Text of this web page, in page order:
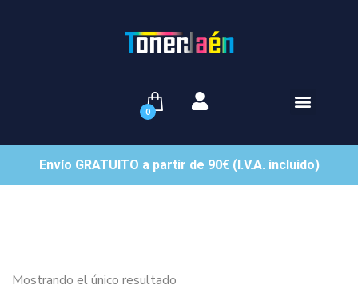
0
Envío GRATUITO a partir de 90€ (I.V.A. incluido)
Mostrando el único resultado